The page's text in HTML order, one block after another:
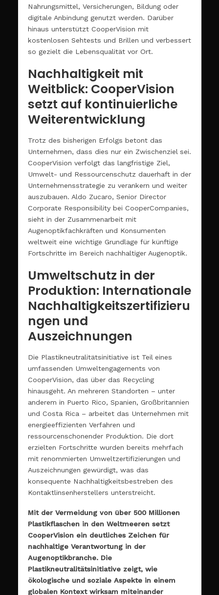
Nahrungsmittel, Versicherungen, Bildung oder
digitale Anbindung genutzt werden. Darüber
hinaus unterstützt CooperVision mit
kostenlosen Sehtests und Brillen und verbessert
so gezielt die Lebensqualität vor Ort.
Nachhaltigkeit mit
Weitblick: CooperVision
setzt auf kontinuierliche
Weiterentwicklung
Trotz des bisherigen Erfolgs betont das
Unternehmen, dass dies nur ein Zwischenziel sei.
CooperVision verfolgt das langfristige Ziel,
Umwelt- und Ressourcenschutz dauerhaft in der
Unternehmensstrategie zu verankern und weiter
auszubauen. Aldo Zucaro, Senior Director
Corporate Responsibility bei CooperCompanies,
sieht in der Zusammenarbeit mit
Augenoptikfachkräften und Konsumenten
weltweit eine wichtige Grundlage für künftige
Fortschritte im Bereich nachhaltiger Augenoptik.
Umweltschutz in der
Produktion: Internationale
Nachhaltigkeitszertifizieru
ngen und
Auszeichnungen
Die Plastikneutralitätsinitiative ist Teil eines
umfassenden Umweltengagements von
CooperVision, das über das Recycling
hinausgeht. An mehreren Standorten – unter
anderem in Puerto Rico, Spanien, Großbritannien
und Costa Rica – arbeitet das Unternehmen mit
energieeffizienten Verfahren und
ressourcenschonender Produktion. Die dort
erzielten Fortschritte wurden bereits mehrfach
mit renommierten Umweltzertifizierungen und
Auszeichnungen gewürdigt, was das
konsequente Nachhaltigkeitsbestreben des
Kontaktlinsenherstellers unterstreicht.
Mit der Vermeidung von über 500 Millionen
Plastikflaschen in den Weltmeeren setzt
CooperVision ein deutliches Zeichen für
nachhaltige Verantwortung in der
Augenoptikbranche. Die
Plastikneutralitätsinitiative zeigt, wie
ökologische und soziale Aspekte in einem
globalen Kontext wirksam miteinander